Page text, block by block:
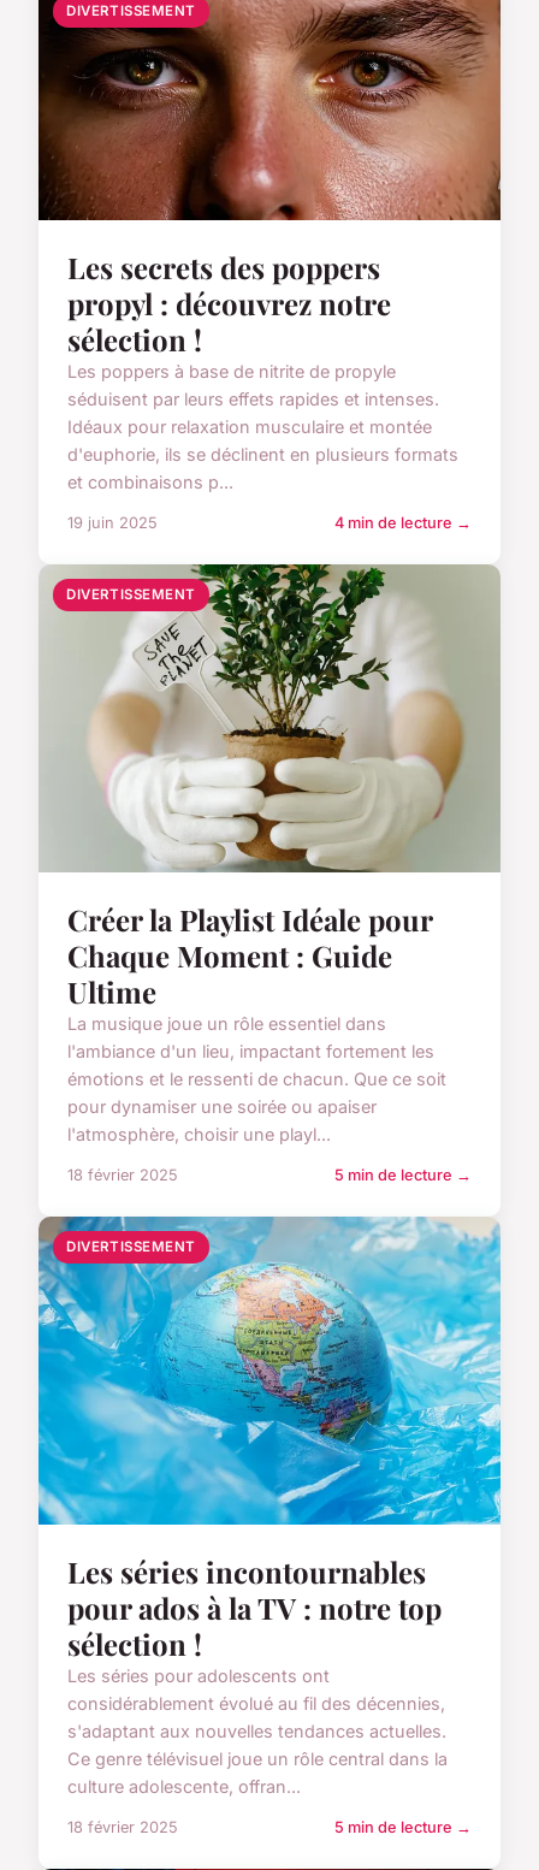
DIVERTISSEMENT
Les secrets des poppers
propyl : découvrez notre
sélection !
Les poppers à base de nitrite de propyle
séduisent par leurs effets rapides et intenses.
Idéaux pour relaxation musculaire et montée
d'euphorie, ils se déclinent en plusieurs formats
et combinaisons p...
19 juin 2025 4 min de lecture →
DIVERTISSEMENT
Créer la Playlist Idéale pour
Chaque Moment : Guide
Ultime
La musique joue un rôle essentiel dans
l'ambiance d'un lieu, impactant fortement les
émotions et le ressenti de chacun. Que ce soit
pour dynamiser une soirée ou apaiser
l'atmosphère, choisir une playl...
18 février 2025 5 min de lecture →
DIVERTISSEMENT
Les séries incontournables
pour ados à la TV : notre top
sélection !
Les séries pour adolescents ont
considérablement évolué au fil des décennies,
s'adaptant aux nouvelles tendances actuelles.
Ce genre télévisuel joue un rôle central dans la
culture adolescente, offran...
18 février 2025 5 min de lecture →